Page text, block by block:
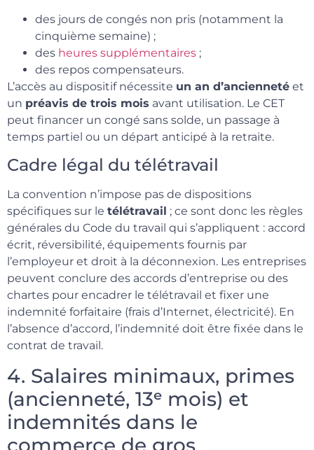
des jours de congés non pris (notamment la
cinquième semaine) ;
des heures supplémentaires ;
des repos compensateurs.
L’accès au dispositif nécessite un an d’ancienneté et
un préavis de trois mois avant utilisation. Le CET
peut financer un congé sans solde, un passage à
temps partiel ou un départ anticipé à la retraite.
Cadre légal du télétravail
La convention n’impose pas de dispositions
spécifiques sur le télétravail ; ce sont donc les règles
générales du Code du travail qui s’appliquent : accord
écrit, réversibilité, équipements fournis par
l’employeur et droit à la déconnexion. Les entreprises
peuvent conclure des accords d’entreprise ou des
chartes pour encadrer le télétravail et fixer une
indemnité forfaitaire (frais d’Internet, électricité). En
l’absence d’accord, l’indemnité doit être fixée dans le
contrat de travail.
4. Salaires minimaux, primes
(ancienneté, 13ᵉ mois) et
indemnités dans le
commerce de gros